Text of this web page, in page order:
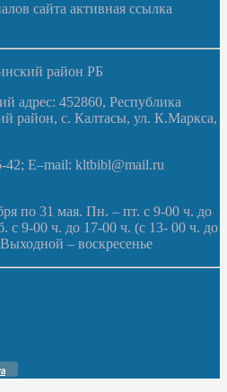
сайта активная ссылка
район РБ
адрес: 452860, Республика
район, с. Калтасы, ул. К.Маркса,
42; E–mail: kltbibl@mail.ru
по 31 мая. Пн. – пт. с 9-00 ч. до
с 9-00 ч. до 17-00 ч. (с 13- 00 ч. до
– воскресенье